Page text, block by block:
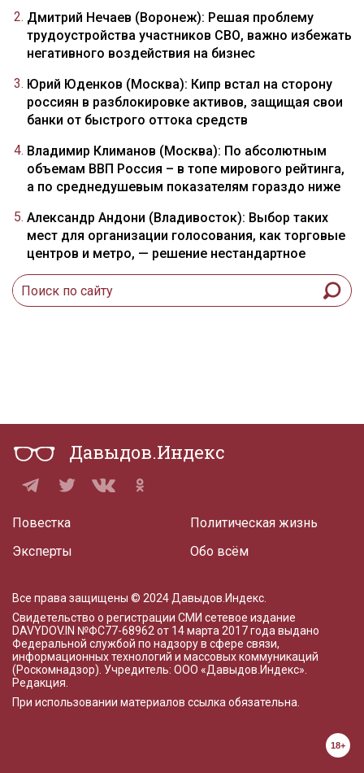
Дмитрий Нечаев (Воронеж): Решая проблему
трудоустройства участников СВО, важно избежать
негативного воздействия на бизнес
Юрий Юденков (Москва): Кипр встал на сторону
россиян в разблокировке активов, защищая свои
банки от быстрого оттока средств
Владимир Климанов (Москва): По абсолютным
объемам ВВП Россия – в топе мирового рейтинга,
а по среднедушевым показателям гораздо ниже
Александр Андони (Владивосток): Выбор таких
мест для организации голосования, как торговые
центров и метро, — решение нестандартное
Давыдов.Индекс
Повестка
Эксперты
Политическая жизнь
Обо всём
Все права защищены © 2024 Давыдов.Индекс.
Свидетельство о регистрации СМИ сетевое издание
DAVYDOV.IN №ФС77-68962 от 14 марта 2017 года выдано
Федеральной службой по надзору в сфере связи,
информационных технологий и массовых коммуникаций
(Роскомнадзор). Учредитель: ООО «Давыдов.Индекс».
Редакция
При использовании материалов ссылка обязательна.
18+